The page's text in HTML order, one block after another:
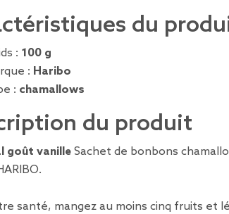
du
: 100 g
: Haribo
: chamallows
du produit
goût vanille Sachet de bonbons
santé, mangez au moins cinq fruits et